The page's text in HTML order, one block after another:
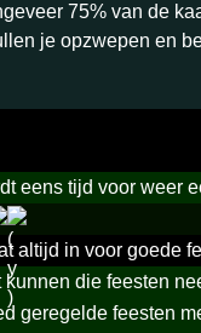
75% van de
je opzwepen en
eens tijd voor weer
altijd in voor goede
kunnen die feesten
geregelde feesten